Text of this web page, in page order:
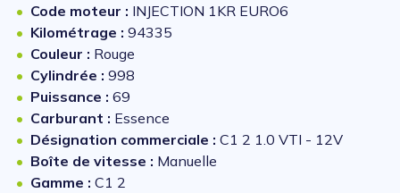
Code moteur : INJECTION 1KR EURO6
Kilométrage : 94335
Couleur : Rouge
Cylindrée : 998
Puissance : 69
Carburant : Essence
Désignation commerciale : C1 2 1.0 VTI - 12V
Boîte de vitesse : Manuelle
Gamme : C1 2